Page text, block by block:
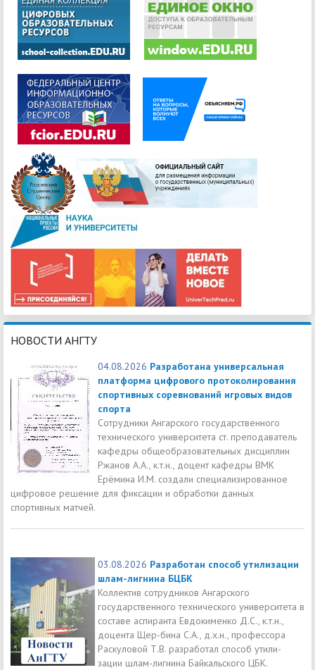
НОВОСТИ АНГТУ
04.08.2026 Разработана универсальная
платформа цифрового протоколирования
спортивных соревнований игровых видов
спорта
Сотрудники Ангарского государственного
технического университета ст. преподаватель
кафедры общеобразовательных дисциплин
Ржанов А.А., к.т.н., доцент кафедры ВМК
Ерёмина И.М. создали специализированное
цифровое решение для фиксации и обработки данных
спортивных матчей.
03.08.2026 Разработан способ утилизации
шлам-лигнина БЦБК
Коллектив сотрудников Ангарского
государственного технического университета в
составе аспиранта Евдокименко Д.С., к.т.н.,
доцента Щер-бина С.А., д.х.н., профессора
Раскуловой Т.В. разработал способ утили-
зации шлам-лигнина Байкальского ЦБК.